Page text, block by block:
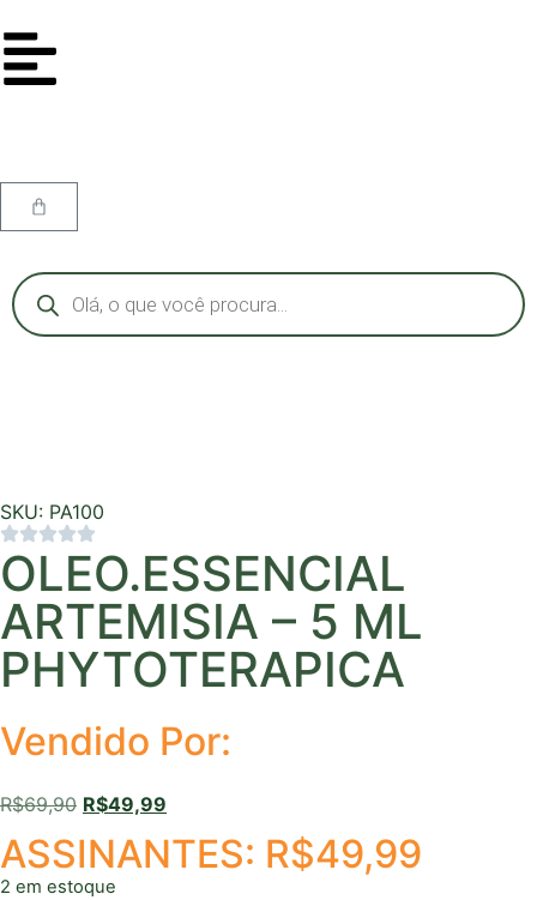
SKU: PA100
OLEO.ESSENCIAL
ARTEMISIA – 5 ML
PHYTOTERAPICA
Vendido Por:
R$69,90 R$49,99
ASSINANTES: R$49,99
2 em estoque